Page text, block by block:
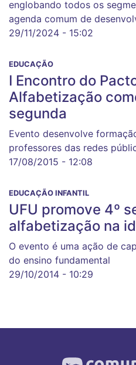
englobando todos os
agenda comum de
29/11/2024 - 15:02
EDUCAÇÃO
I Encontro do
Alfabetização
segunda
Evento desenvolve
professores das redes
17/08/2015 - 12:08
EDUCAÇÃO INFANTIL
UFU promove 4º
alfabetização na
O evento é uma ação de
do ensino fundamental
29/10/2014 - 10:29